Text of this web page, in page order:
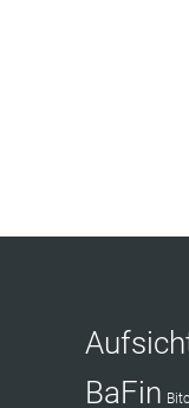
BaFin